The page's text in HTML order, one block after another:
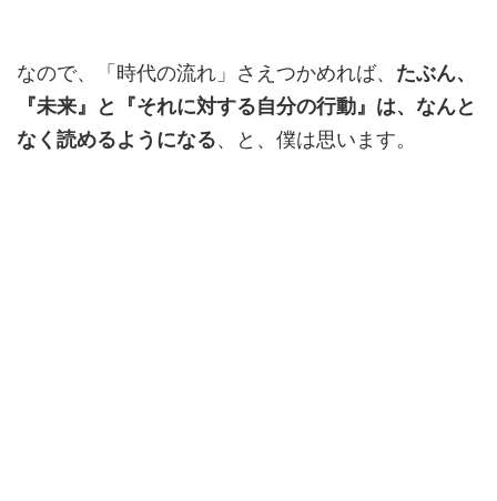
なので、「時代の流れ」さえつかめれば、 たぶん、
『未来』と『それに対する自分の行動』は、なんと
なく読めるようになる、と、僕は思います。